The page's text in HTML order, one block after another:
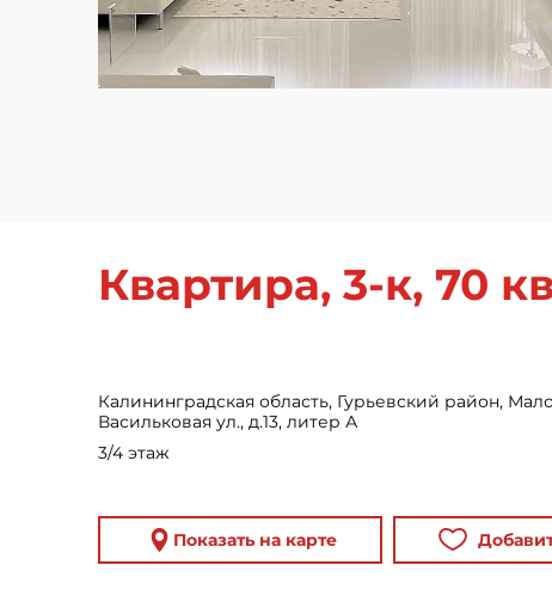
Квартира, 3-к, 70
Калининградская область, Гурьевский район,
Васильковая ул., д.13, литер А
3/4 этаж
Показать на карте